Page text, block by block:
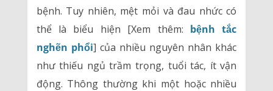
bệnh. Tuy nhiên, mệt mỏi và đau nhức có
thể là biểu hiện [Xem thêm: bệnh tắc
nghẽn phổi] của nhiều nguyên nhân khác
như thiếu ngủ trầm trọng, tuổi tác, ít vận
động. Thông thường khi một hoặc nhiều